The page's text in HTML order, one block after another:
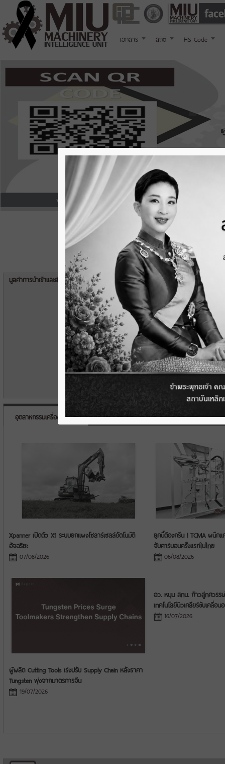
เอกสาร สถิติ HS Code
มูลค่าการนำเข้าและส่งออกของไทย
อุตสาหกรรมเครื่องจักรกล เศรษฐกิจ FTA BOI
Xpanner เปิดตัว X1 ระบบยกแผงโซลาร์เซลล์อัตโนมัติ
อัจฉริยะ
07/08/2026
ยุคนี้ต้องกรีน ! TCMA ผนึกแ
จับคาร์บอนครั้งแรกในไทย
06/08/2026
ผู้ผลิต Cutting Tools เร่งปรับ Supply Chain หลังราคา
Tungsten พุ่งจากมาตรการจีน
19/07/2026
อว. หนุน สทน. ก้าวสู่ทศวร
เทคโนโลยีนิวเคลียร์ขับเคลื่อ
16/07/2026